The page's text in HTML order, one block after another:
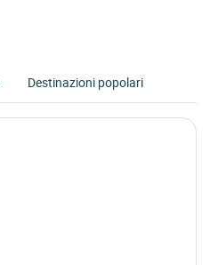
Destinazioni popolari